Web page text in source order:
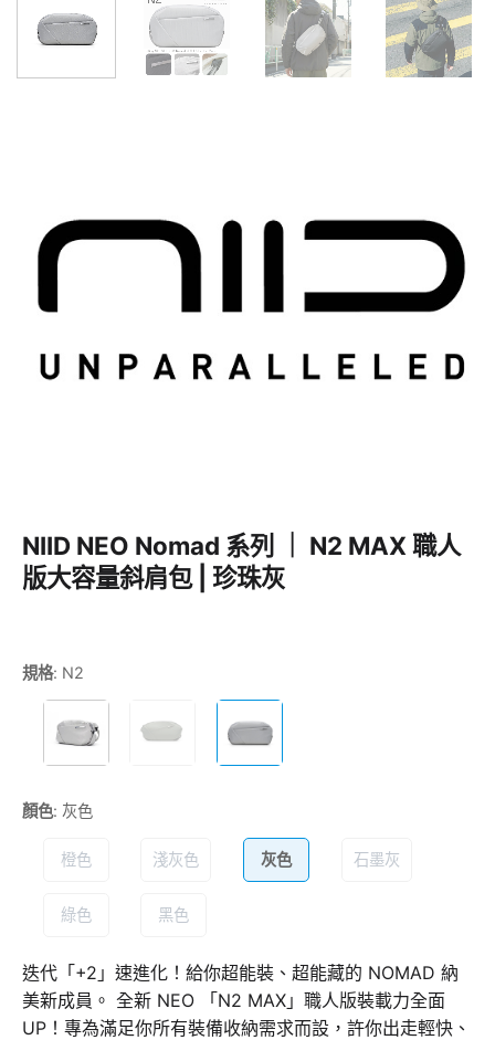
NIID NEO Nomad 系列 ｜ N2 MAX 職人
版大容量斜肩包 | 珍珠灰
規格: N2
顏色: 灰色
橙色 淺灰色 灰色 石墨灰
綠色 黑色
迭代「+2」速進化！給你超能裝、超能藏的 NOMAD 納
美新成員。 全新 NEO 「N2 MAX」職人版裝載力全面
UP！專為滿足你所有裝備收納需求而設，許你出走輕快、